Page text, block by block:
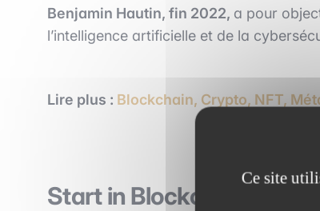
Benjamin Hautin, fin 2022, a pour
l’intelligence artificielle et de la
Lire plus : Blockchain, Crypto, NFT,
Start in Blockchain est
Ce site